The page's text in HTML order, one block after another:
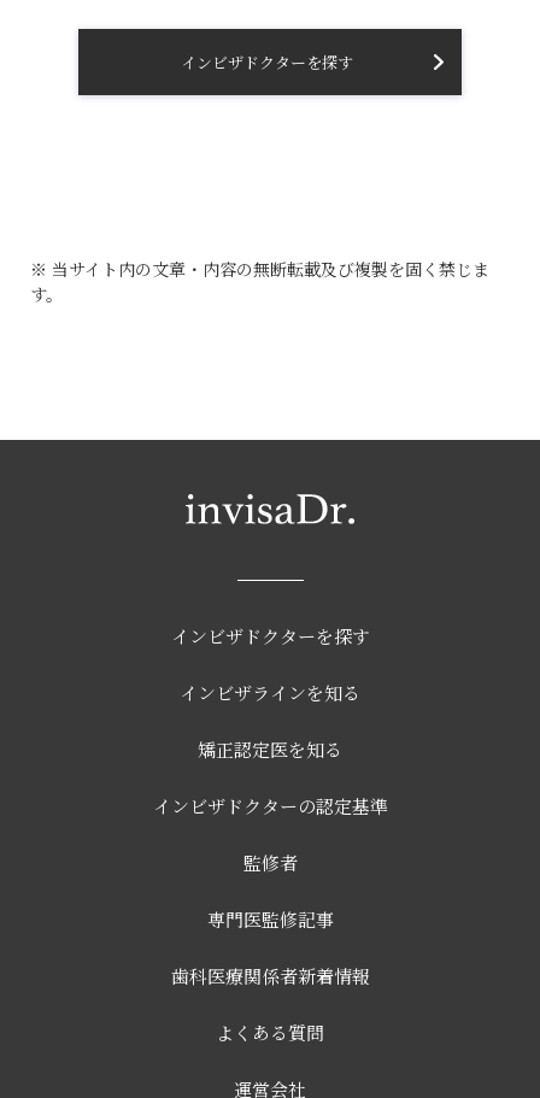
インビザドクターを探す
※ 当サイト内の文章・内容の無断転載及び複製を固く禁じま
す。
インビザドクターを探す
インビザラインを知る
矯正認定医を知る
インビザドクターの認定基準
監修者
専門医監修記事
歯科医療関係者新着情報
よくある質問
運営会社